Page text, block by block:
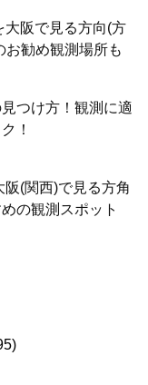
大阪で見る方向(方
お勧め観測場所も
つけ方！観測に適
！
(関西)で見る方角
の観測スポット